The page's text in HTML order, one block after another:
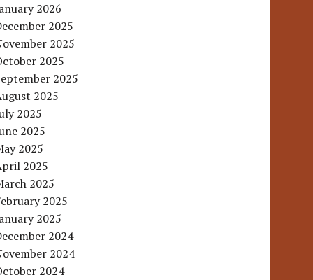
2026
2025
2025
2025
2025
2025
2025
2025
2025
2025
2025
2025
2025
2024
2024
2024